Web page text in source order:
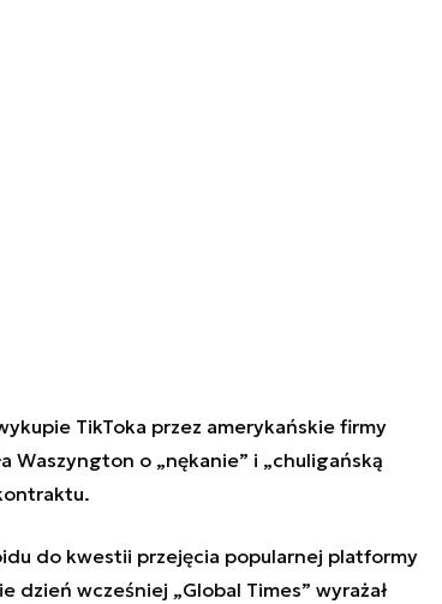
TikToka przez amerykańskie firmy
Waszyngton o „nękanie” i „chuligańską
do kwestii przejęcia popularnej platformy
dzień wcześniej „Global Times” wyrażał